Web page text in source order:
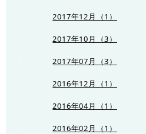
2017年12月（1）
2017年10月（3）
2017年07月（3）
2016年12月（1）
2016年04月（1）
2016年02月（1）